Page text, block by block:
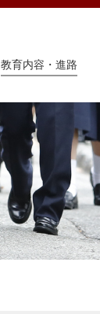
教育内容・進路